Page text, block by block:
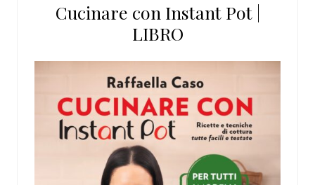
Cucinare con Instant Pot |
LIBRO